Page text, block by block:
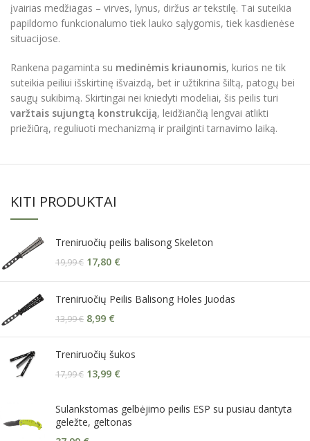
įvairias medžiagas – virves, lynus, diržus ar tekstilę. Tai suteikia
papildomo funkcionalumo tiek lauko sąlygomis, tiek kasdienėse
situacijose.
Rankena pagaminta su medinėmis kriaunomis, kurios ne tik
suteikia peiliui išskirtinę išvaizdą, bet ir užtikrina šiltą, patogų bei
saugų sukibimą. Skirtingai nei kniedyti modeliai, šis peilis turi
varžtais sujungtą konstrukciją, leidžiančią lengvai atlikti
priežiūrą, reguliuoti mechanizmą ir prailginti tarnavimo laiką.
KITI PRODUKTAI
Treniruočių peilis balisong Skeleton
19,99€ 17,80 €
Treniruočių Peilis Balisong Holes Juodas
13,99€ 8,99 €
Treniruočių šukos
17,99€ 13,99 €
Sulankstomas gelbėjimo peilis ESP su pusiau dantyta
geležte, geltonas